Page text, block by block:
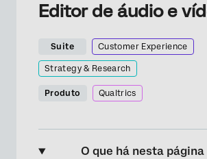
Editor de áudio e
Suite Customer Experience
Strategy & Research
Produto Qualtrics
O que há nesta página